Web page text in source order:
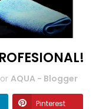
AQUA - Blogger
Pinterest